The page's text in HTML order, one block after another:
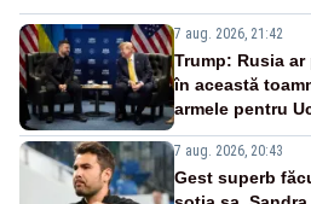
7 aug. 2026, 21:42
Trump: Rusia
în această
armele pentru
7 aug. 2026, 20:43
Gest superb